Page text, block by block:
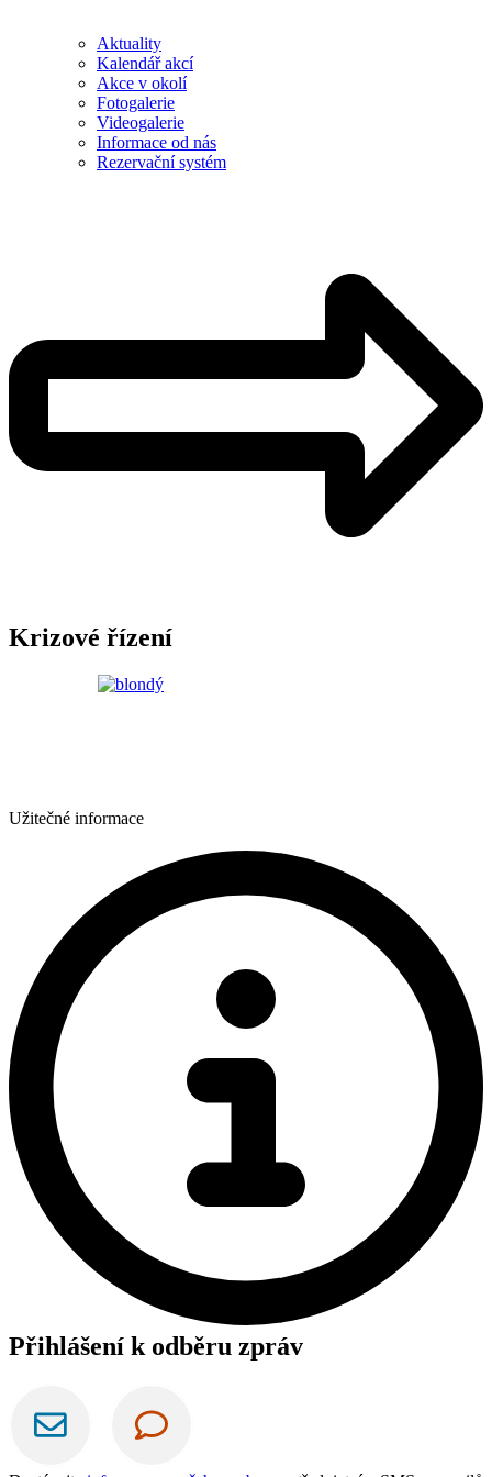
Aktuality
Kalendář akcí
Akce v okolí
Fotogalerie
Videogalerie
Informace od nás
Rezervační systém
Krizové řízení
Užitečné informace
Přihlášení k odběru zpráv